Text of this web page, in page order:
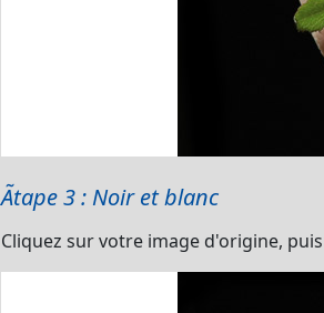
Ãtape 3 : Noir et blanc
Cliquez sur votre image d'origine,